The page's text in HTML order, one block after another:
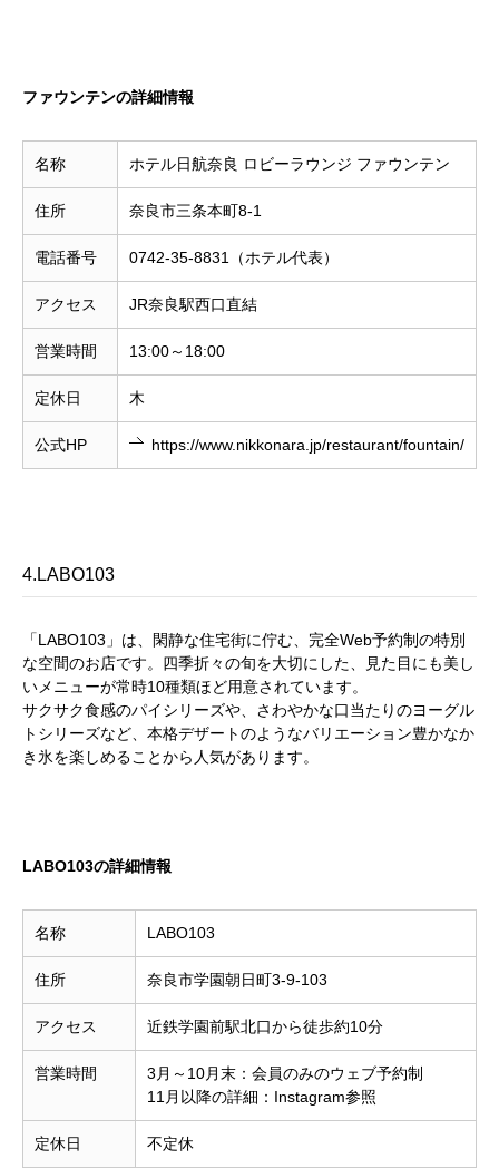
ファウンテンの詳細情報
名称 ホテル日航奈良 ロビーラウンジ ファウンテン
住所 奈良市三条本町8-1
電話番号 0742-35-8831（ホテル代表）
アクセス JR奈良駅西口直結
営業時間 13:00～18:00
定休日 木
公式HP https://www.nikkonara.jp/restaurant/fountain/
4.LABO103
「LABO103」は、閑静な住宅街に佇む、完全Web予約制の特別
な空間のお店です。四季折々の旬を大切にした、見た目にも美し
いメニューが常時10種類ほど用意されています。
サクサク食感のパイシリーズや、さわやかな口当たりのヨーグル
トシリーズなど、本格デザートのようなバリエーション豊かなか
き氷を楽しめることから人気があります。
LABO103の詳細情報
名称 LABO103
住所 奈良市学園朝日町3-9-103
アクセス 近鉄学園前駅北口から徒歩約10分
営業時間
3月～10月末：会員のみのウェブ予約制
11月以降の詳細：Instagram参照
定休日 不定休